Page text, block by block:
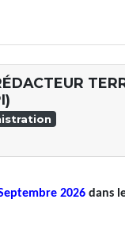
2026dans